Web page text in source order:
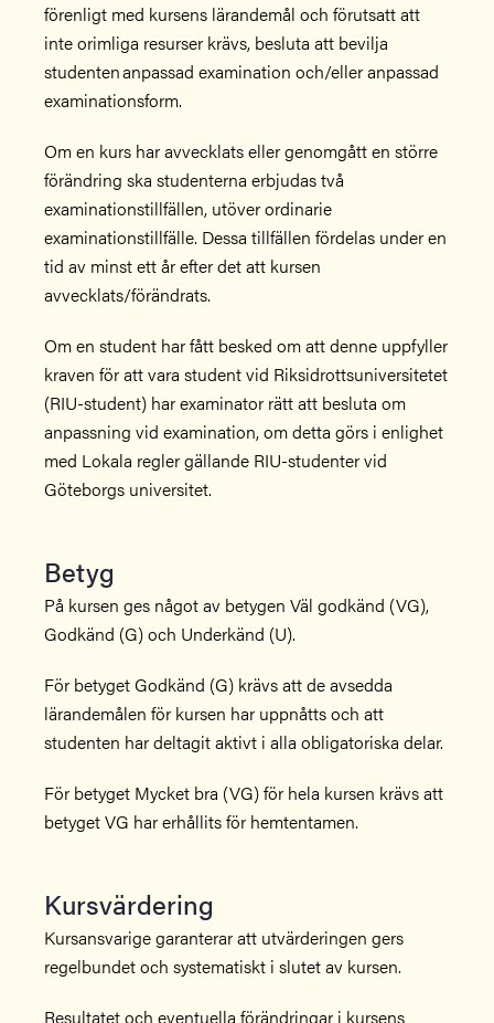
förenligt med kursens lärandemål och förutsatt att
inte orimliga resurser krävs, besluta att bevilja
studenten anpassad examination och/eller anpassad
examinationsform.
Om en kurs har avvecklats eller genomgått en större
förändring ska studenterna erbjudas två
examinationstillfällen, utöver ordinarie
examinationstillfälle. Dessa tillfällen fördelas under en
tid av minst ett år efter det att kursen
avvecklats/förändrats.
Om en student har fått besked om att denne uppfyller
kraven för att vara student vid Riksidrottsuniversitetet
(RIU-student) har examinator rätt att besluta om
anpassning vid examination, om detta görs i enlighet
med Lokala regler gällande RIU-studenter vid
Göteborgs universitet.
Betyg
På kursen ges något av betygen Väl godkänd (VG),
Godkänd (G) och Underkänd (U).
För betyget Godkänd (G) krävs att de avsedda
lärandemålen för kursen har uppnåtts och att
studenten har deltagit aktivt i alla obligatoriska delar.
För betyget Mycket bra (VG) för hela kursen krävs att
betyget VG har erhållits för hemtentamen.
Kursvärdering
Kursansvarige garanterar att utvärderingen gers
regelbundet och systematiskt i slutet av kursen.
Resultatet och eventuella förändringar i kursens